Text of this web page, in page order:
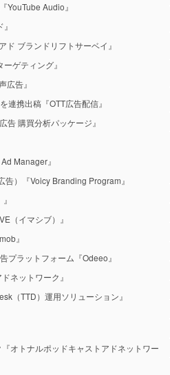
YouTube Audio』
ブランドリフトサーベイ』
ゲティング』
広告』
連携出稿『OTT広告配信』
告 購買分析パッケージ』
Manager』
）『Voicy Branding Program』
（イマシブ）』
』
プラットフォーム『Odeeo』
ネットワーク』
（TTD）運用ソリューション』
オトナルポッドキャストアドネットワー